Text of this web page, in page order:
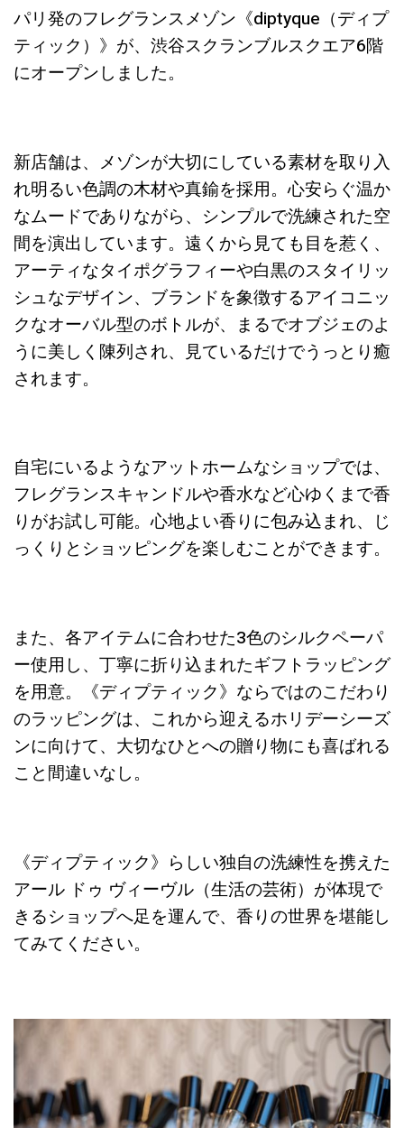
パリ発のフレグランスメゾン《diptyque（ディプ
ティック）》が、渋谷スクランブルスクエア6階
にオープンしました。
新店舗は、メゾンが大切にしている素材を取り入
れ明るい色調の木材や真鍮を採用。心安らぐ温か
なムードでありながら、シンプルで洗練された空
間を演出しています。遠くから見ても目を惹く、
アーティなタイポグラフィーや白黒のスタイリッ
シュなデザイン、ブランドを象徴するアイコニッ
クなオーバル型のボトルが、まるでオブジェのよ
うに美しく陳列され、見ているだけでうっとり癒
されます。
自宅にいるようなアットホームなショップでは、
フレグランスキャンドルや香水など心ゆくまで香
りがお試し可能。心地よい香りに包み込まれ、じ
っくりとショッピングを楽しむことができます。
また、各アイテムに合わせた3色のシルクペーパ
ー使用し、丁寧に折り込まれたギフトラッピング
を用意。《ディプティック》ならではのこだわり
のラッピングは、これから迎えるホリデーシーズ
ンに向けて、大切なひとへの贈り物にも喜ばれる
こと間違いなし。
《ディプティック》らしい独自の洗練性を携えた
アール ドゥ ヴィーヴル（生活の芸術）が体現で
きるショップへ足を運んで、香りの世界を堪能し
てみてください。